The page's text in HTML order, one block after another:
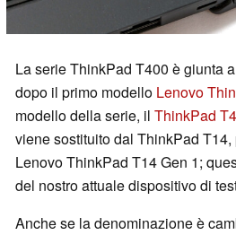
La serie ThinkPad T400 è giunta
dopo il primo modello Lenovo
modello della serie, il ThinkPad
viene sostituito dal ThinkPad
Lenovo ThinkPad T14 Gen 1;
del nostro attuale dispositivo di
Anche se la denominazione è